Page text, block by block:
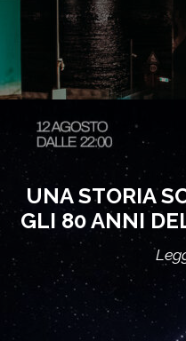
UNA STORIA
GLI 80 ANNI